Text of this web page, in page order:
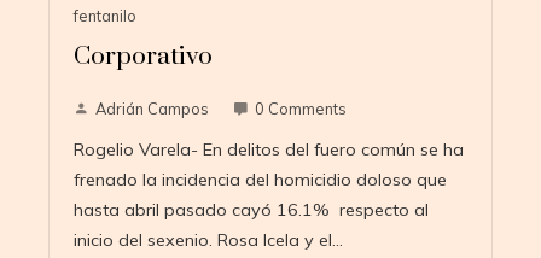
fentanilo
Corporativo
Adrián Campos 0 Comments
Rogelio Varela- En delitos del fuero común se ha
frenado la incidencia del homicidio doloso que
hasta abril pasado cayó 16.1% respecto al
inicio del sexenio. Rosa Icela y el…